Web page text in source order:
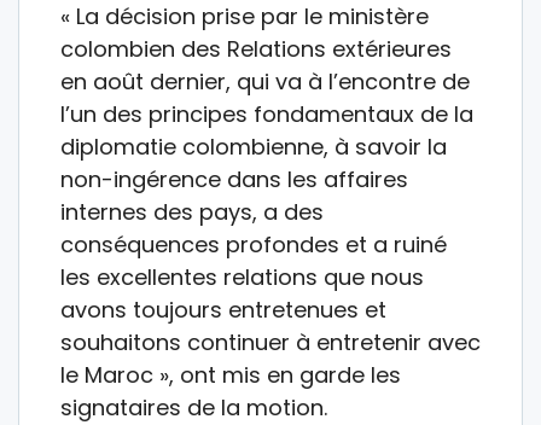
« La décision prise par le ministère
colombien des Relations extérieures
en août dernier, qui va à l’encontre de
l’un des principes fondamentaux de la
diplomatie colombienne, à savoir la
non-ingérence dans les affaires
internes des pays, a des
conséquences profondes et a ruiné
les excellentes relations que nous
avons toujours entretenues et
souhaitons continuer à entretenir avec
le Maroc », ont mis en garde les
signataires de la motion.